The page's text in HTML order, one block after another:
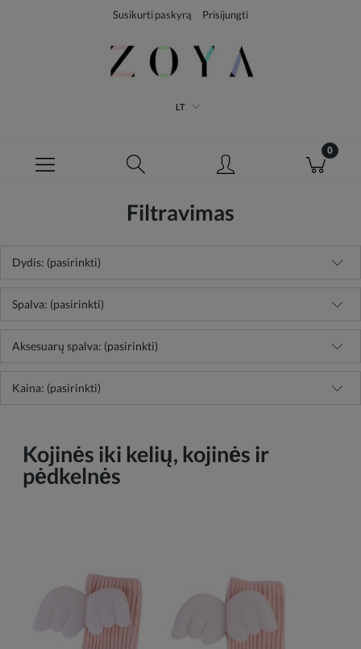
Susikurti paskyrą Prisijungti
LT
Filtravimas
Dydis: (pasirinkti)
Spalva: (pasirinkti)
Aksesuarų spalva: (pasirinkti)
Kaina: (pasirinkti)
Kojinės iki kelių, kojinės ir
pėdkelnės